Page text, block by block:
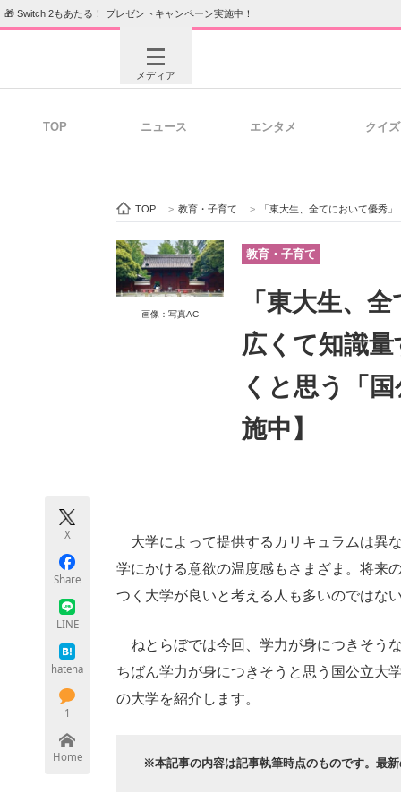
🎁 Switch 2もあたる！ プレゼントキャンペーン実施中！
メディア
ビジネスと働き方のヒント
ITエンジニア向け専門サイト 企業向け
モノづくり技術者専門サイト
TOP ニュース エンタメ クイズ
TOP > 教育・子育て > 「東大生、全てにおいて優秀」「話
画像：写真AC
教育・子育て
「東大生、
広くて知識
くと思う「
施中】
X
Share
LINE
hatena
1
Home
大学によって提供するカリキュラムは異
学にかける意欲の温度感もさまざま。将来
つく大学が良いと考える人も多いのではな
ねとらぼでは今回、学力が身につきそう
ちばん学力が身につきそうと思う国公立
の大学を紹介します。
※本記事の内容は記事執筆時点のものです。最